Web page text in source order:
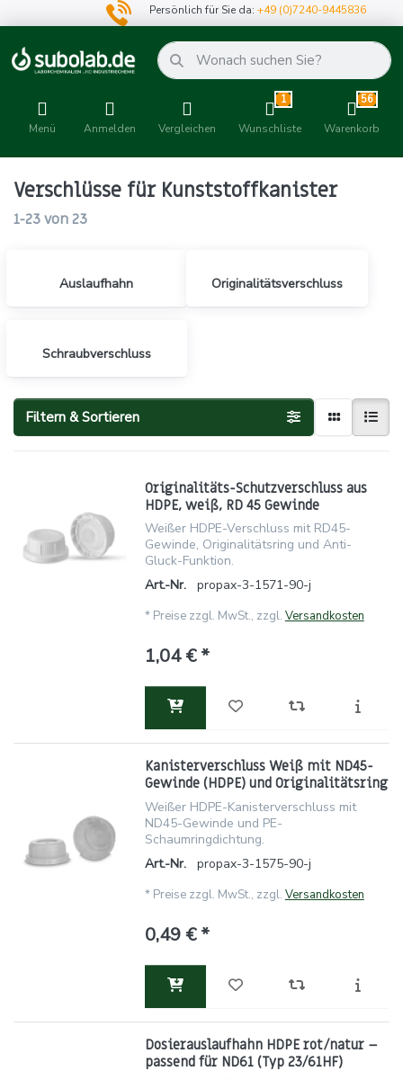
Persönlich für Sie da:+49 (0)7240-9445836
Menü Anmelden Vergleichen
1
Wunschliste
56
Warenkorb
Verschlüsse für Kunststoffkanister
1-23von23
Auslaufhahn Originalitätsverschluss
Schraubverschluss
Filtern & Sortieren
Originalitäts-Schutzverschluss aus
HDPE, weiß, RD 45 Gewinde
Weißer HDPE-Verschluss mit RD45-
Gewinde, Originalitätsring und Anti-
Gluck-Funktion.
Art.-Nr.
propax-3-1571-90-j
* Preise zzgl. MwSt., zzgl. Versandkosten
1,04 € *
Kanisterverschluss Weiß mit ND45-
Gewinde (HDPE) und Originalitätsring
Weißer HDPE-Kanisterverschluss mit
ND45-Gewinde und PE-
Schaumringdichtung.
Art.-Nr.
propax-3-1575-90-j
* Preise zzgl. MwSt., zzgl. Versandkosten
0,49 € *
Dosierauslaufhahn HDPE rot/natur –
passend für ND61 (Typ 23/61HF)